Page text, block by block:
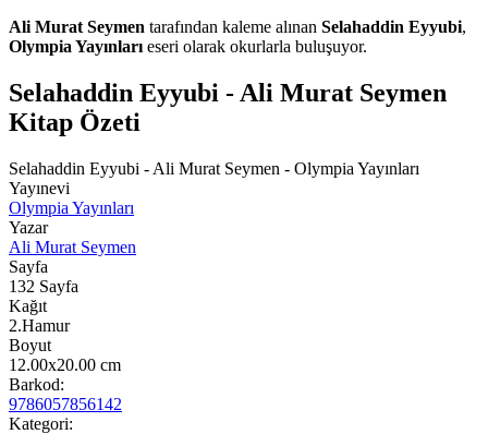
Ali Murat Seymen tarafından kaleme alınan Selahaddin Eyyubi,
Olympia Yayınları eseri olarak okurlarla buluşuyor.
Selahaddin Eyyubi - Ali Murat Seymen
Kitap Özeti
Selahaddin Eyyubi - Ali Murat Seymen - Olympia Yayınları
Yayınevi
Olympia Yayınları
Yazar
Ali Murat Seymen
Sayfa
132 Sayfa
Kağıt
2.Hamur
Boyut
12.00x20.00 cm
Barkod:
9786057856142
Kategori: